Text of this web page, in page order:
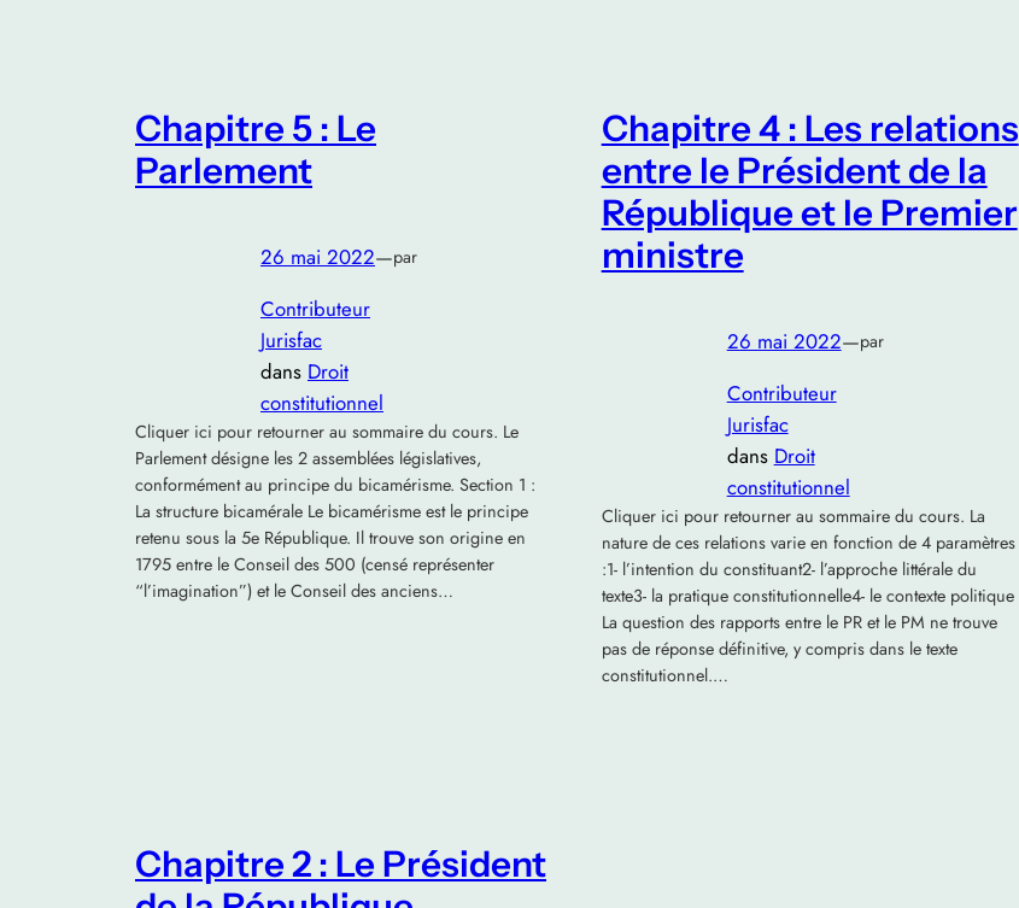
Chapitre 5 : Le
Parlement
26 mai 2022—par
Contributeur
Jurisfac
dans Droit
constitutionnel
Cliquer ici pour retourner au sommaire du cours. Le
Parlement désigne les 2 assemblées législatives,
conformément au principe du bicamérisme. Section 1 :
La structure bicamérale Le bicamérisme est le principe
retenu sous la 5e République. Il trouve son origine en
1795 entre le Conseil des 500 (censé représenter
“l’imagination”) et le Conseil des anciens…
Chapitre 4 : Les relations
entre le Président de la
République et le Premier
ministre
26 mai 2022—par
Contributeur
Jurisfac
dans Droit
constitutionnel
Cliquer ici pour retourner au sommaire du cours. La
nature de ces relations varie en fonction de 4 paramètres
:1- l’intention du constituant2- l’approche littérale du
texte3- la pratique constitutionnelle4- le contexte politique
La question des rapports entre le PR et le PM ne trouve
pas de réponse définitive, y compris dans le texte
constitutionnel.…
Chapitre 2 : Le Président